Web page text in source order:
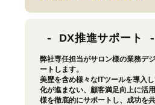
DX推進サポート
弊社専任担当がサロン様の業務デ
ートします。
美歴を含め様々なITツールを導入
化が進まない、顧客満足向上に活
様を徹底的にサポートし、成功を共